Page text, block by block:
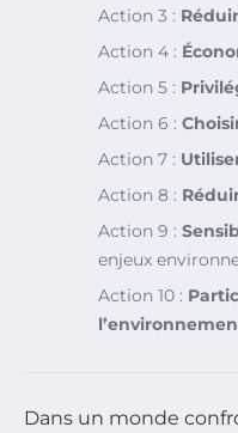
Action 3 :
Action 4 :
Action 5 :
Action 6 :
Action 7 :
Action 8 :
Action 9 :
enjeux
Action 10 :
Dans un monde